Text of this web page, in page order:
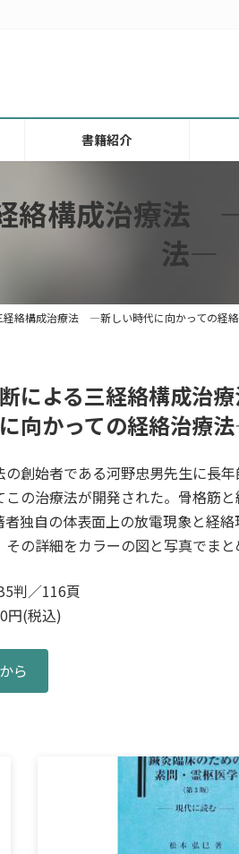
書籍紹介
絡構成治療法
法―
経絡構成治療法 ―新しい時代に向かっての経
による三経絡構成
向かっての経絡治療
の創始者である河野忠男先生に長
の治療法が開発された。骨格筋と
独自の体表面上の放電現象と経
の詳細をカラーの図と写真でまと
判／116頁
(税込)
ら